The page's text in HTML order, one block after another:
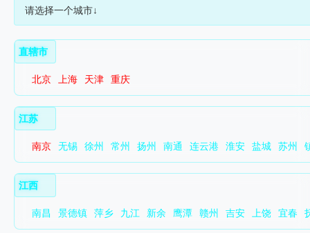
请选择一个城市↓
直辖市
北京 上海 天津 重庆
江苏
南京 无锡 徐州 常州 扬州 南通 连云港 淮安 盐城 苏州
江西
南昌 景德镇 萍乡 九江 新余 鹰潭 赣州 吉安 上饶 宜春